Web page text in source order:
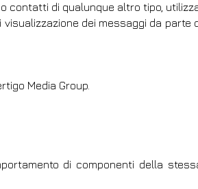
di qualunque altro tipo,
dei messaggi da parte
Media Group.
di componenti della